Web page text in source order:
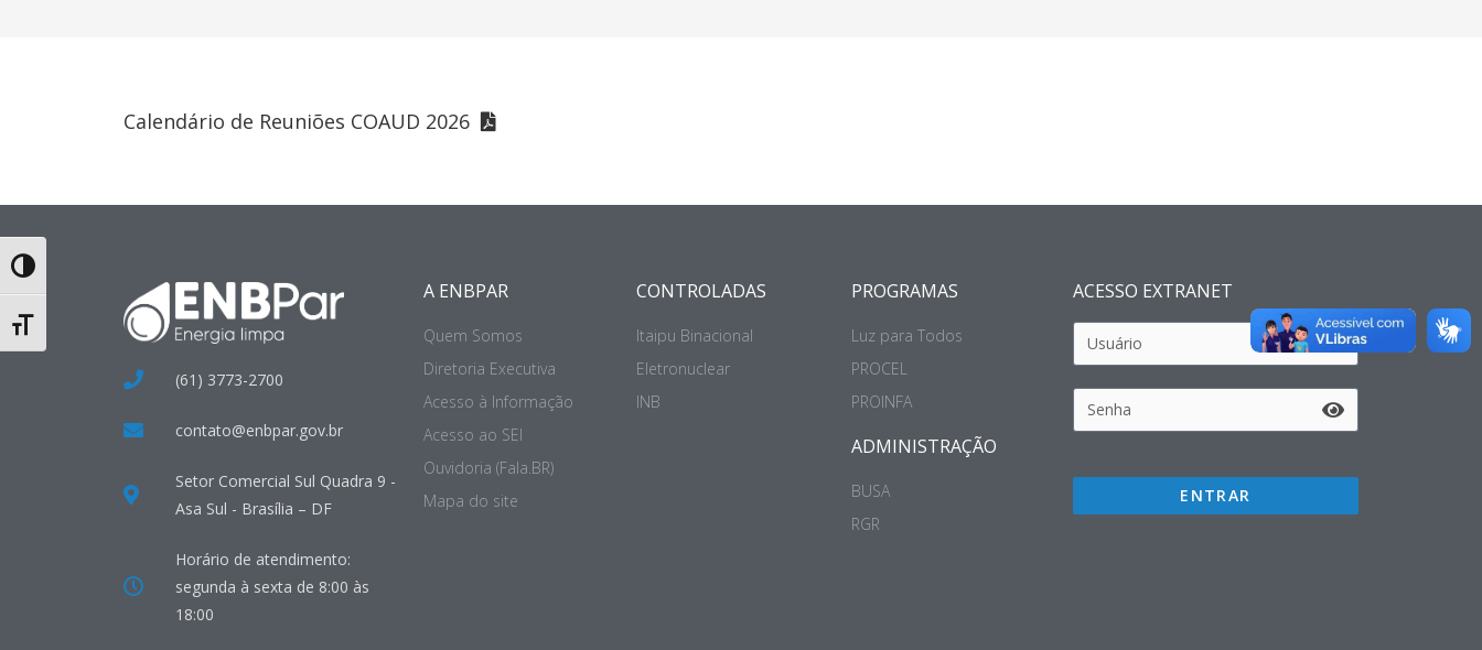
Toggle High Contrast
Toggle Font size
Calendário de Reuniões COAUD 2026
(61) 3773-2700
contato@enbpar.gov.br
Setor Comercial Sul Quadra 9 -
Asa Sul - Brasília – DF
Horário de atendimento:
segunda à sexta de 8:00 às
18:00
A ENBPAR
Quem Somos
Diretoria Executiva
Acesso à Informação
Acesso ao SEI
Ouvidoria (Fala.BR)
Mapa do site
CONTROLADAS
Itaipu Binacional
Eletronuclear
INB
PROGRAMAS
Luz para Todos
PROCEL
PROINFA
ADMINISTRAÇÃO
BUSA
RGR
ACESSO EXTRANET
ENTRAR